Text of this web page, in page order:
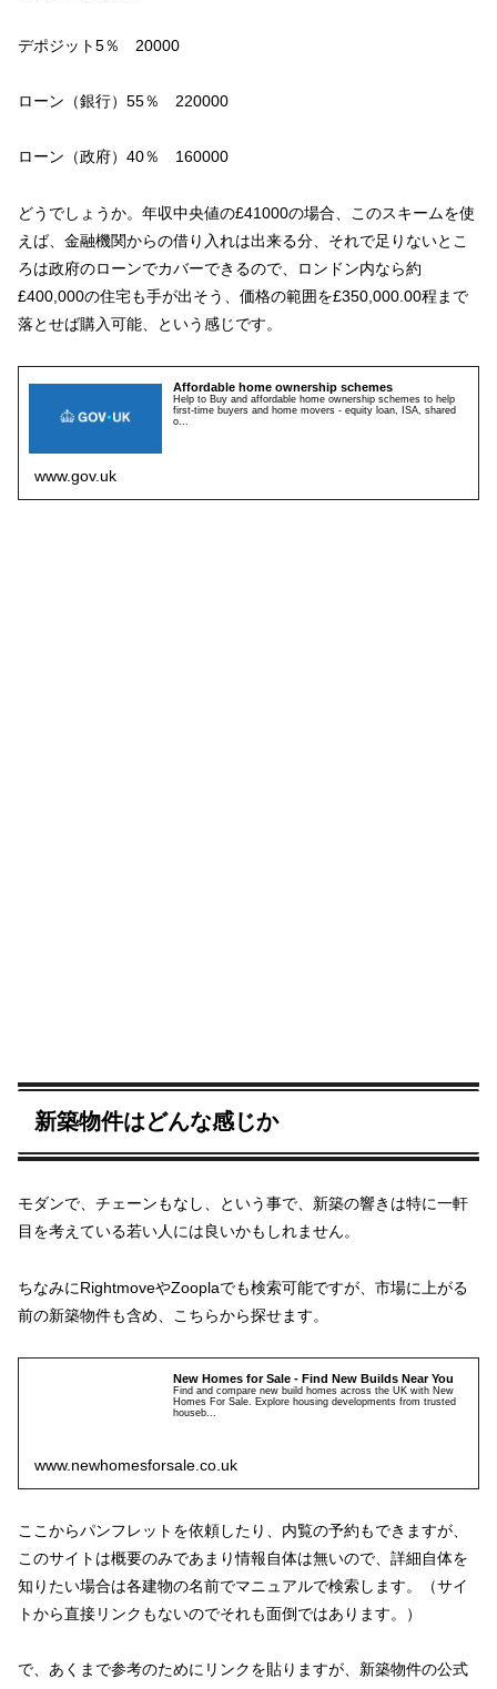
デポジット5％ 20000
ローン（銀行）55％ 220000
ローン（政府）40％ 160000
どうでしょうか。年収中央値の£41000の場合、このスキームを使
えば、金融機関からの借り入れは出来る分、それで足りないとこ
ろは政府のローンでカバーできるので、ロンドン内なら約
£400,000の住宅も手が出そう、価格の範囲を£350,000.00程まで
落とせば購入可能、という感じです。
Affordable home ownership schemes
Help to Buy and affordable home ownership schemes to help
first-time buyers and home movers - equity loan, ISA, shared
o...
www.gov.uk
新築物件はどんな感じか
モダンで、チェーンもなし、という事で、新築の響きは特に一軒
目を考えている若い人には良いかもしれません。
ちなみにRightmoveやZooplaでも検索可能ですが、市場に上がる
前の新築物件も含め、こちらから探せます。
New Homes for Sale - Find New Builds Near You
Find and compare new build homes across the UK with New
Homes For Sale. Explore housing developments from trusted
houseb...
www.newhomesforsale.co.uk
ここからパンフレットを依頼したり、内覧の予約もできますが、
このサイトは概要のみであまり情報自体は無いので、詳細自体を
知りたい場合は各建物の名前でマニュアルで検索します。（サイ
トから直接リンクもないのでそれも面倒ではあります。）
で、あくまで参考のためにリンクを貼りますが、新築物件の公式